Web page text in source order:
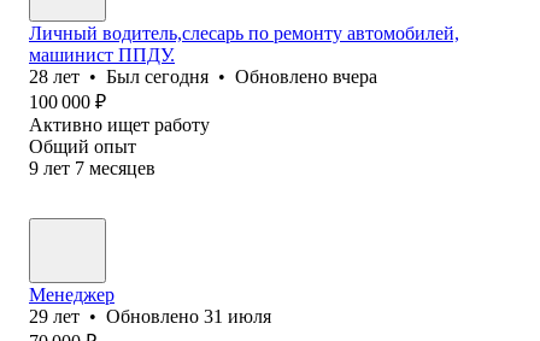
Личный водитель,слесарь по ремонту автомобилей,
машинист ППДУ.
28 лет • Был сегодня • Обновлено вчера
100 000 ₽
Активно ищет работу
Общий опыт
9 лет 7 месяцев
Менеджер
29 лет • Обновлено 31 июля